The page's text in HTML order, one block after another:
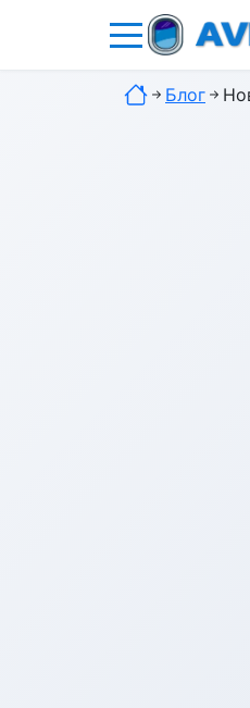
Блог